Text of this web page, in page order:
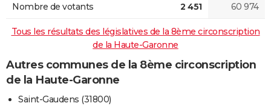
Nombre de votants 2 451 60 974
Tous les résultats des législatives de la 8ème circonscription
de la Haute-Garonne
Autres communes de la 8ème circonscription
de la Haute-Garonne
Saint-Gaudens (31800)